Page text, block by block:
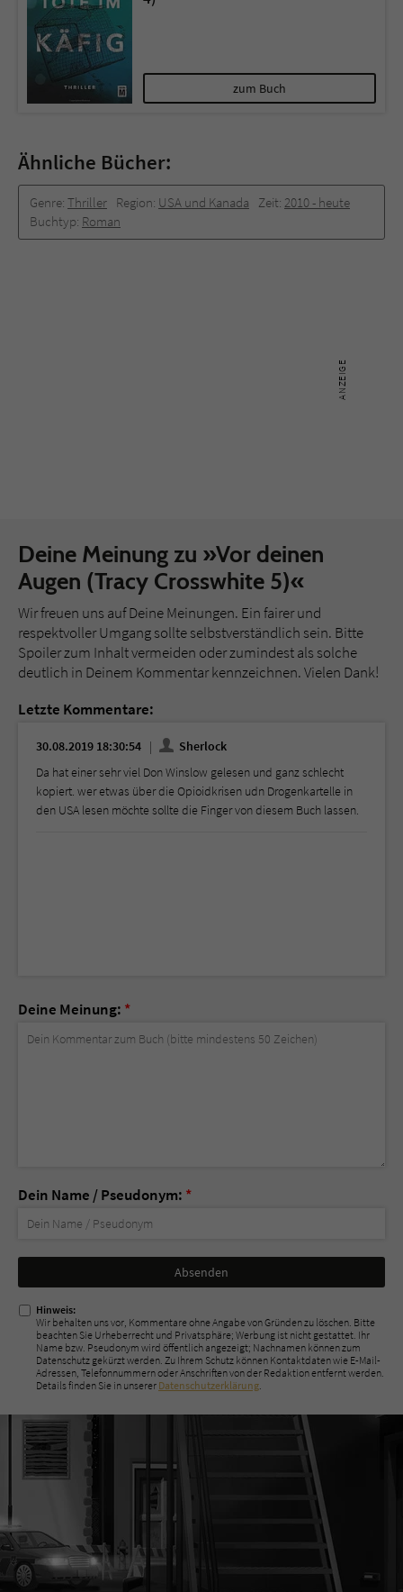
zum Buch
Ähnliche Bücher:
Genre: Thriller Region: USA und Kanada Zeit: 2010 -­ heute
Buchtyp: Roman
Deine Meinung zu »Vor deinen
Augen (Tracy Crosswhite 5)«
Wir freuen uns auf Deine Meinungen. Ein fairer und
respektvoller Umgang sollte selbstverständlich sein. Bitte
Spoiler zum Inhalt vermeiden oder zumindest als solche
deutlich in Deinem Kommentar kennzeichnen. Vielen Dank!
Letzte Kommentare:
30.08.2019 18:30:54
Sherlock
Da hat einer sehr viel Don Winslow gelesen und ganz schlecht
kopiert. wer etwas über die Opioidkrisen udn Drogenkartelle in
den USA lesen möchte sollte die Finger von diesem Buch lassen.
Deine Meinung: *
Dein Name / Pseudonym: *
Nicht
ausfüllen!
Hinweis:
Wir behalten uns vor, Kommentare ohne Angabe von Gründen zu löschen. Bitte
beachten Sie Urheberrecht und Privatsphäre; Werbung ist nicht gestattet. Ihr
Name bzw. Pseudonym wird öffentlich angezeigt; Nachnamen können zum
Datenschutz gekürzt werden. Zu Ihrem Schutz können Kontaktdaten wie E-Mail-
Adressen, Telefonnummern oder Anschriften von der Redaktion entfernt werden.
Details finden Sie in unserer Datenschutzerklärung.